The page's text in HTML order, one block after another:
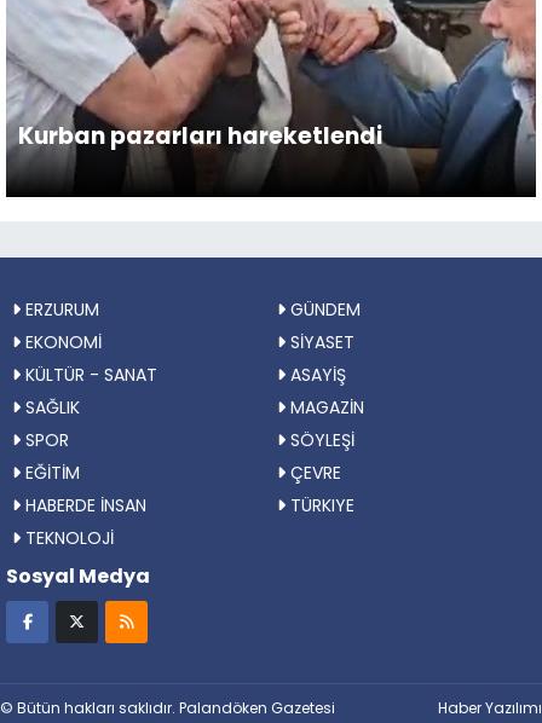
Kurban pazarları hareketlendi
ERZURUM
GÜNDEM
EKONOMİ
SİYASET
KÜLTÜR - SANAT
ASAYİŞ
SAĞLIK
MAGAZİN
SPOR
SÖYLEŞİ
EĞİTİM
ÇEVRE
HABERDE İNSAN
TÜRKIYE
TEKNOLOJİ
Sosyal Medya
© Bütün hakları saklıdır. Palandöken Gazetesi Haber Yazılımı